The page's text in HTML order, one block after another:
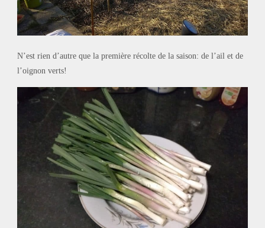
N’est rien d’autre que la première récolte de la saison: de l’ail et de
l’oignon verts!